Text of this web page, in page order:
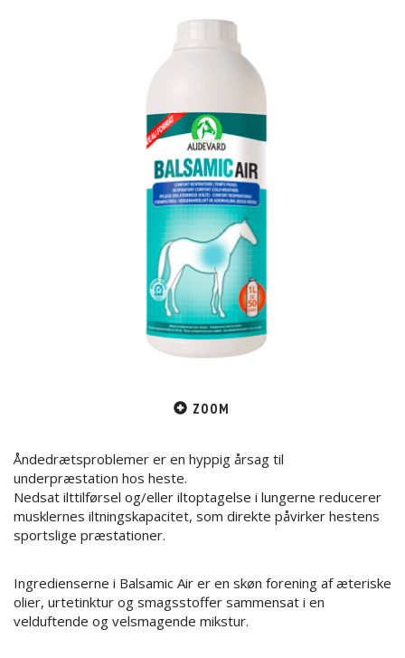
ZOOM
Åndedrætsproblemer er en hyppig årsag til
underpræstation hos heste.
Nedsat ilttilførsel og/eller iltoptagelse i lungerne reducerer
musklernes iltningskapacitet, som direkte påvirker hestens
sportslige præstationer.
Ingredienserne i Balsamic Air er en skøn forening af æteriske
olier, urtetinktur og smagsstoffer sammensat i en
velduftende og velsmagende mikstur.